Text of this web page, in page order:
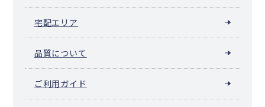
宅配エリア
品質について
ご利用ガイド